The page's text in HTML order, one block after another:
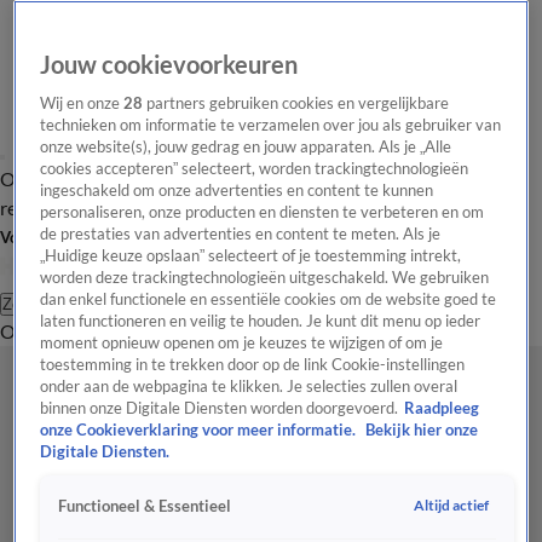
Overzicht Laatste nieuws Regionieuws Het beste van Hart
Tip de
redactie
Volg Hart van Nederland
Zoeken
OverzichtRegioUitzendingenWeerTip de redactiePanelVideo's
Jouw cookievoorkeuren
Wij en onze28 partners gebruiken cookies en vergelijkbare
technieken om informatie te verzamelen over jou als gebruiker van
onze website(s), jouw gedrag en jouw apparaten. Als je „Alle
cookies accepteren” selecteert, worden trackingtechnologieën
ingeschakeld om onze advertenties en content te kunnen
personaliseren, onze producten en diensten te verbeteren en om
de prestaties van advertenties en content te meten. Als je
„Huidige keuze opslaan” selecteert of je toestemming intrekt,
worden deze trackingtechnologieën uitgeschakeld. We gebruiken
dan enkel functionele en essentiële cookies om de website goed te
laten functioneren en veilig te houden. Je kunt dit menu op ieder
moment opnieuw openen om je keuzes te wijzigen of om je
toestemming in te trekken door op de link Cookie-instellingen
onder aan de webpagina te klikken. Je selecties zullen overal
binnen onze Digitale Diensten worden doorgevoerd. Raadpleeg
onze Cookieverklaring voor meer informatie.
Bekijk hier onze
Digitale Diensten.
Functioneel & Essentieel Altijd actief